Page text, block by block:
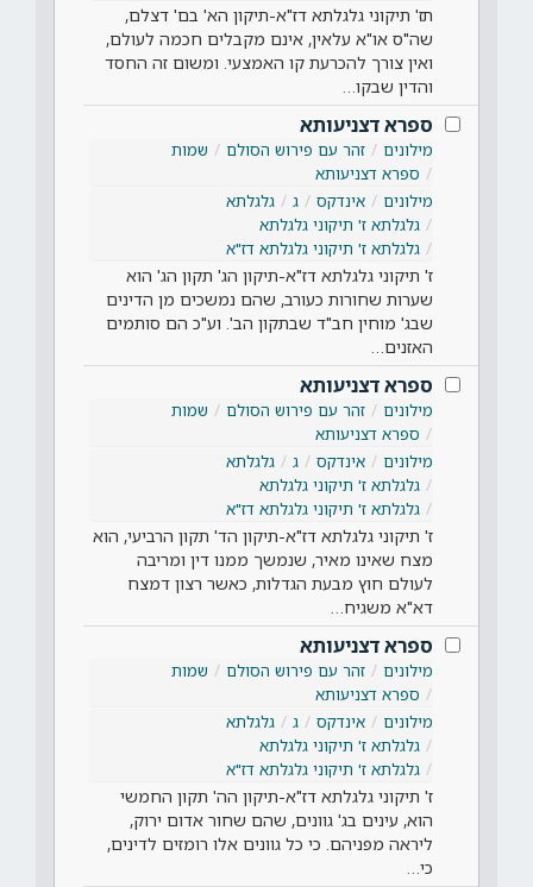
תז' תיקוני גלגלתא דז"א-תיקון הא' בם' דצלם,
שה"ס או"א עלאין, אינם מקבלים חכמה לעולם,
ואין צורך להכרעת קו האמצעי. ומשום זה החסד
והדין שבקו…
ספרא דצניעותא
מילונים זהר עם פירוש הסולם
שמות
ספרא דצניעותא
מילונים
אינדקס ג
גלגלתא
גלגלתא ז' תיקוני גלגלתא
גלגלתא ז' תיקוני גלגלתא דז"א
ז' תיקוני גלגלתא דז"א-תיקון הג' תקון הג' הוא
שערות שחורות כעורב, שהם נמשכים מן הדינים
שבג' מוחין חב"ד שבתקון הב'. וע"כ הם סותמים
האזנים…
ספרא דצניעותא
מילונים זהר עם פירוש הסולם
שמות
ספרא דצניעותא
מילונים
אינדקס ג
גלגלתא
גלגלתא ז' תיקוני גלגלתא
גלגלתא ז' תיקוני גלגלתא דז"א
ז' תיקוני גלגלתא דז"א-תיקון הד' תקון הרביעי, הוא
מצח שאינו מאיר, שנמשך ממנו דין ומריבה
לעולם חוץ מבעת הגדלות, כאשר רצון דמצח
דא"א משגיח…
ספרא דצניעותא
מילונים זהר עם פירוש הסולם
שמות
ספרא דצניעותא
מילונים
אינדקס ג
גלגלתא
גלגלתא ז' תיקוני גלגלתא
גלגלתא ז' תיקוני גלגלתא דז"א
ז' תיקוני גלגלתא דז"א-תיקון הה' תקון החמשי
הוא, עינים בג' גוונים, שהם שחור אדום ירוק,
ליראה מפניהם. כי כל גוונים אלו רומזים לדינים,
כי…